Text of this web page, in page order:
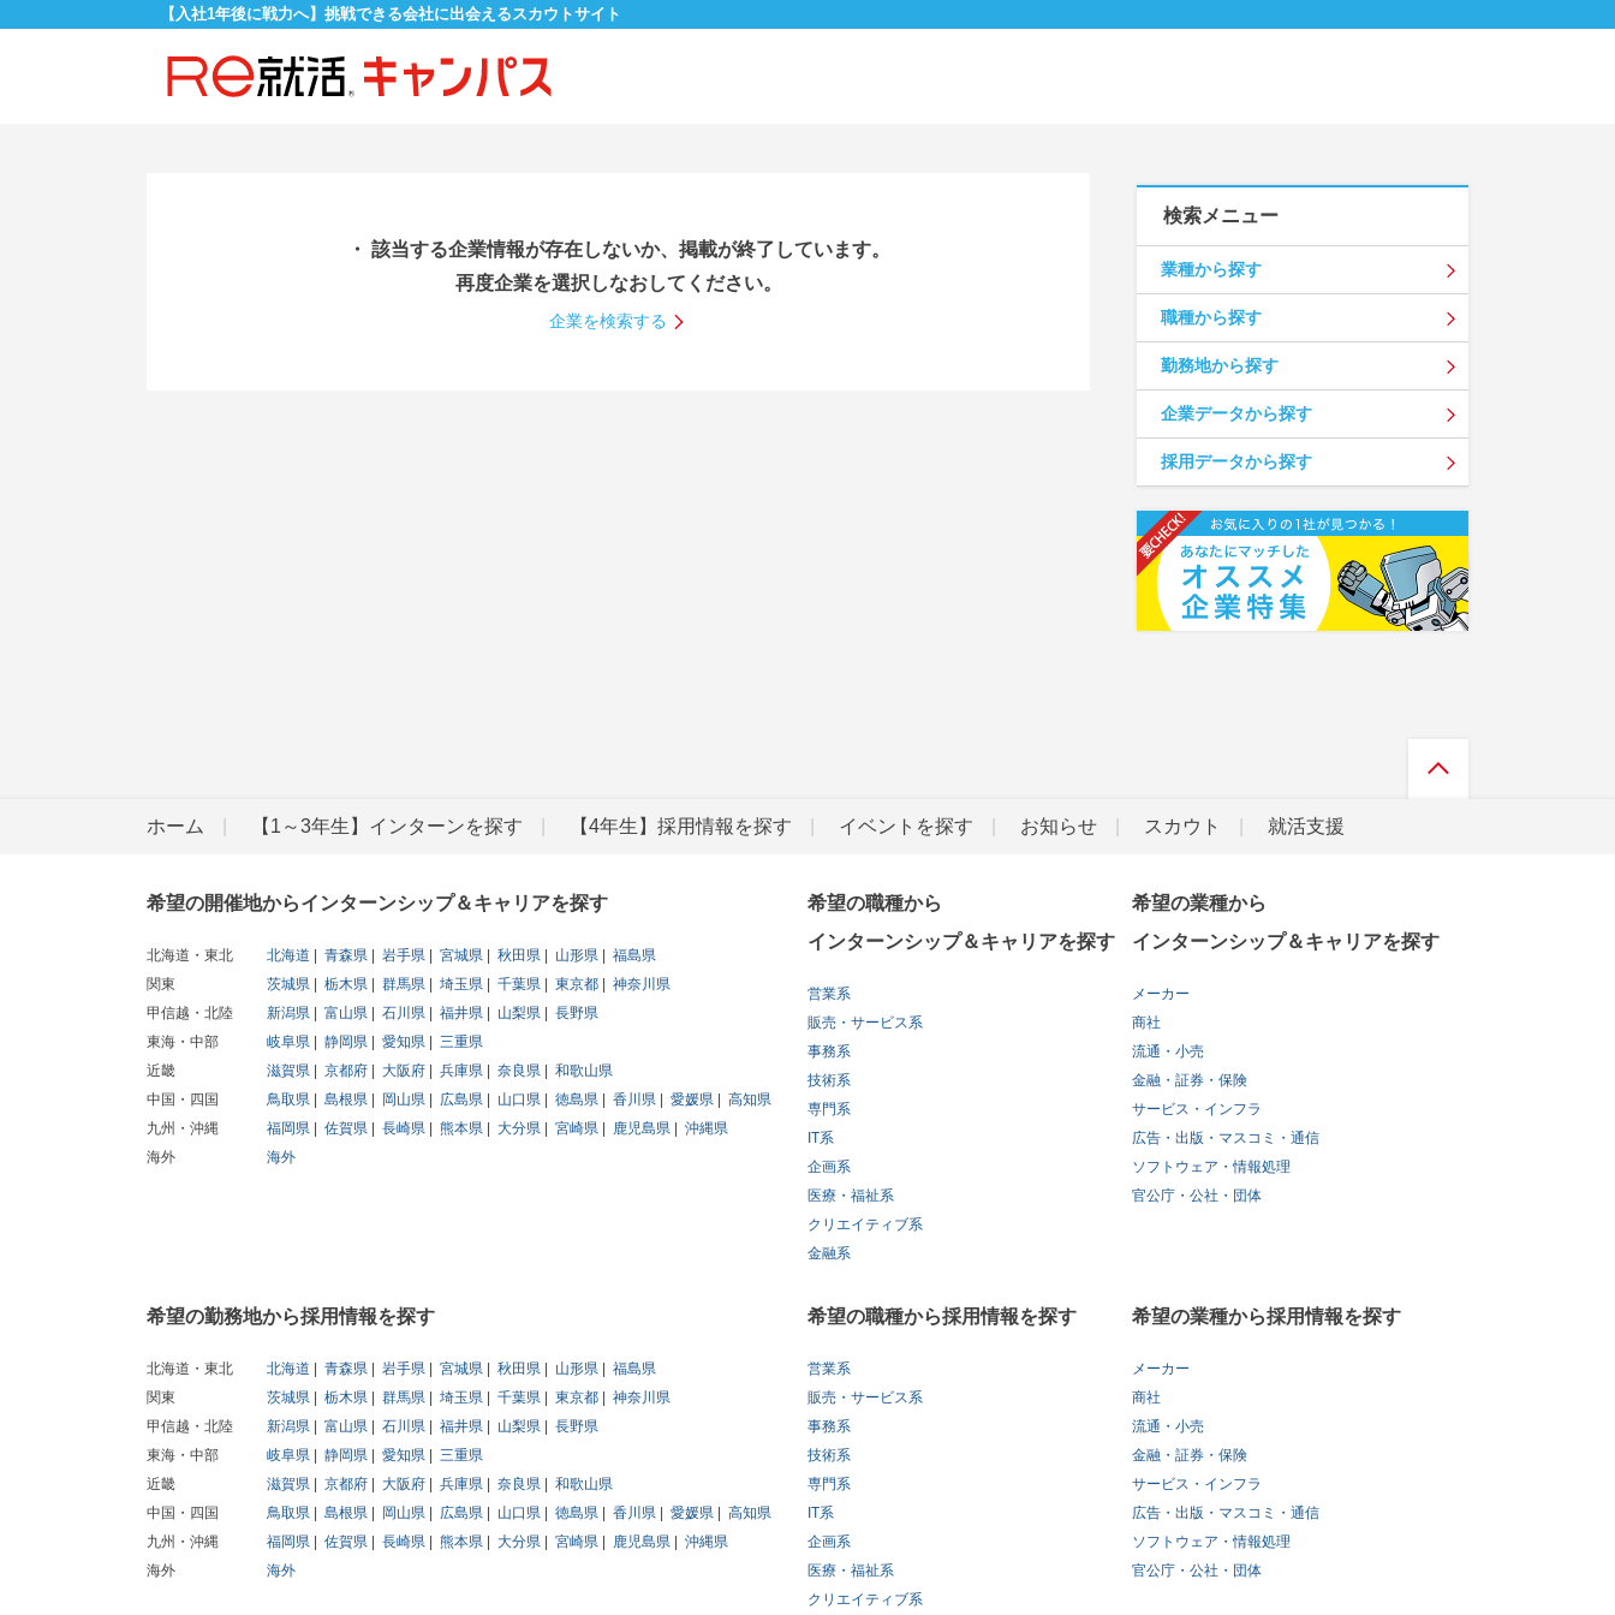
【入社1年後に戦力へ】挑戦できる会社に出会えるスカウトサイト
・ 該当する企業情報が存在しないか、掲載が終了しています。
再度企業を選択しなおしてください。
企業を検索する
検索メニュー
業種から探す
職種から探す
勤務地から探す
企業データから探す
採用データから探す
ホーム 【1～3年生】インターンを探す 【4年生】採用情報を探す イベントを探す お知らせ スカウト 就活支援
希望の開催地からインターンシップ＆キャリアを探す
北海道・東北 北海道 青森県 岩手県 宮城県 秋田県 山形県
福島県
関東
茨城県 栃木県 群馬県 埼玉県 千葉県 東京都
神奈川県
甲信越・北陸
新潟県 富山県 石川県 福井県 山梨県
長野県
東海・中部
岐阜県 静岡県 愛知県
三重県
近畿
滋賀県 京都府 大阪府 兵庫県 奈良県
和歌山県
中国・四国
鳥取県 島根県 岡山県 広島県 山口県 徳島県 香川県 愛媛県
高知県
九州・沖縄
福岡県 佐賀県 長崎県 熊本県 大分県 宮崎県 鹿児島県
沖縄県
海外
海外
希望の職種から
インターンシップ＆キャリアを探す
営業系
販売・サービス系
事務系
技術系
専門系
IT系
企画系
医療・福祉系
クリエイティブ系
金融系
希望の業種から
インターンシップ＆キャリアを探す
メーカー
商社
流通・小売
金融・証券・保険
サービス・インフラ
広告・出版・マスコミ・通信
ソフトウェア・情報処理
官公庁・公社・団体
希望の勤務地から採用情報を探す
北海道・東北 北海道 青森県 岩手県 宮城県 秋田県 山形県
福島県
関東
茨城県 栃木県 群馬県 埼玉県 千葉県 東京都
神奈川県
甲信越・北陸
新潟県 富山県 石川県 福井県 山梨県
長野県
東海・中部
岐阜県 静岡県 愛知県
三重県
近畿
滋賀県 京都府 大阪府 兵庫県 奈良県
和歌山県
中国・四国
鳥取県 島根県 岡山県 広島県 山口県 徳島県 香川県 愛媛県
高知県
九州・沖縄
福岡県 佐賀県 長崎県 熊本県 大分県 宮崎県 鹿児島県
沖縄県
海外
海外
希望の職種から採用情報を探す
営業系
販売・サービス系
事務系
技術系
専門系
IT系
企画系
医療・福祉系
クリエイティブ系
希望の業種から採用情報を探す
メーカー
商社
流通・小売
金融・証券・保険
サービス・インフラ
広告・出版・マスコミ・通信
ソフトウェア・情報処理
官公庁・公社・団体